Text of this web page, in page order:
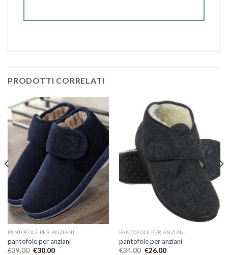
PRODOTTI CORRELATI
PANTOFOLE PER ANZIANI
pantofole per anziani
€39.00 €30.00
PANTOFOLE PER ANZIANI
pantofole per anziani
€34.00 €26.00